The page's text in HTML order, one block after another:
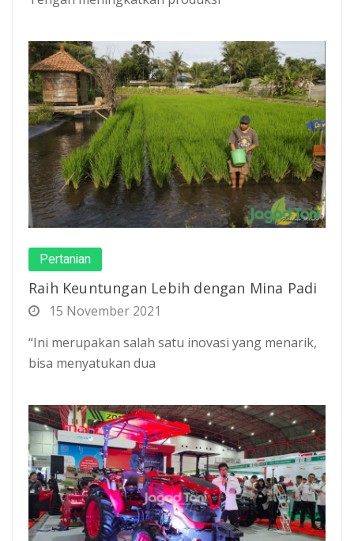
Pertanian
Raih Keuntungan Lebih dengan Mina Padi
15 November 2021
“Ini merupakan salah satu inovasi yang menarik,
bisa menyatukan dua